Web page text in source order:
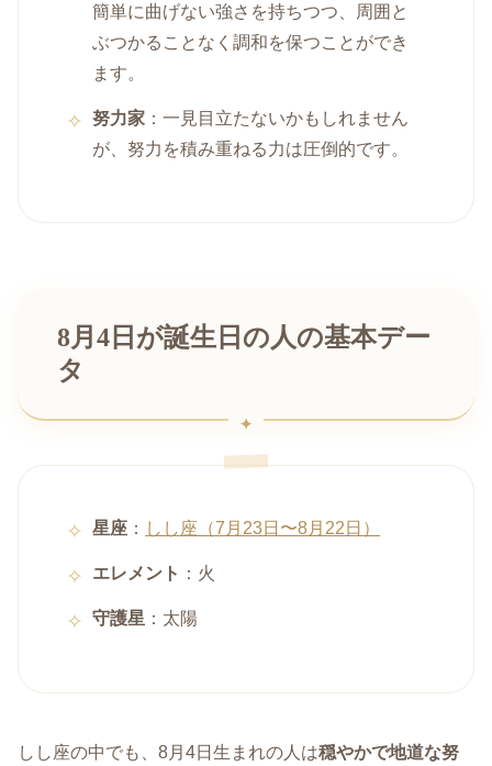
簡単に曲げない強さを持ちつつ、周囲と
ぶつかることなく調和を保つことができ
ます。
努力家 ：一見目立たないかもしれません
が、努力を積み重ねる力は圧倒的です。
8月4日が誕生日の人の基本デー
タ
星座 ： しし座（7月23日〜8月22日）
エレメント ：火
守護星 ：太陽
しし座の中でも、8月4日生まれの人は穏やかで地道な努